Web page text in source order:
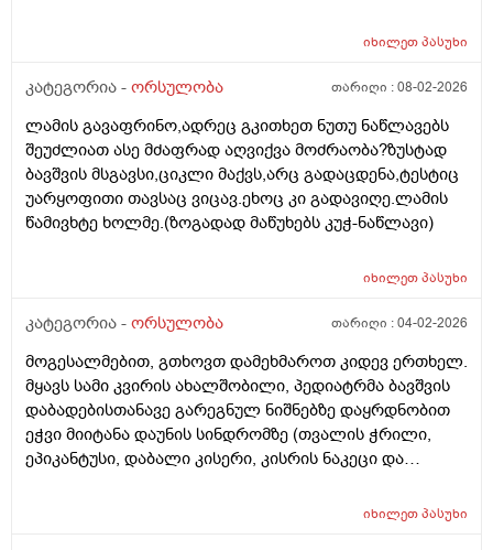
იხილეთპასუხი
კატეგორია - ორსულობა თარიღი :08-02-2026
ლამის გავაფრინო,ადრეც გკითხეთ ნუთუ ნაწლავებს
შეუძლიათ ასე მძაფრად აღვიქვა მოძრაობა?ზუსტად
ბავშვის მსგავსი,ციკლი მაქვს,არც გადაცდენა,ტესტიც
უარყოფითი თავსაც ვიცავ.ეხოც კი გადავიღე.ლამის
წამივხტე ხოლმე.(ზოგადად მაწუხებს კუჭ-ნაწლავი)
იხილეთპასუხი
კატეგორია - ორსულობა თარიღი :04-02-2026
მოგესალმებით, გთხოვთ დამეხმაროთ კიდევ ერთხელ.
მყავს სამი კვირის ახალშობილი, პედიატრმა ბავშვის
დაბადებისთანავე გარეგნულ ნიშნებზე დაყრდნობით
ეჭვი მიიტანა დაუნის სინდრომზე (თვალის ჭრილი,
ეპიკანტუსი, დაბალი კისერი, კისრის ნაკეცი და
აღმოაჩნდა გულის მანკი, ასევე სმენის პრობლემა და
იხილეთპასუხი